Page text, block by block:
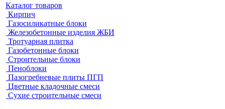
Каталог товаров
Кирпич
Газосиликатные блоки
Железобетонные изделия ЖБИ
Тротуарная плитка
Газобетонные блоки
Строительные блоки
Пеноблоки
Пазогребневые плиты ПГП
Цветные кладочные смеси
Сухие строительные смеси